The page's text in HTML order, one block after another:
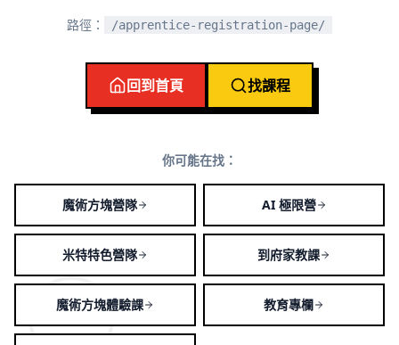
路徑： /apprentice-registration-page/
回到首頁 找課程
你可能在找：
魔術方塊營隊 AI 極限營
米特特色營隊 到府家教課
魔術方塊體驗課 教育專欄